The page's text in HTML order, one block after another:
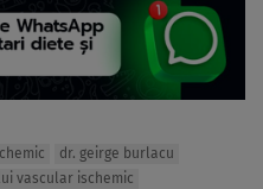
dr. geirge burlacu
vascular ischemic